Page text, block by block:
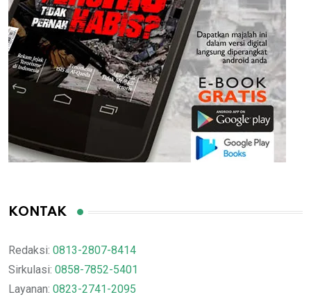
KONTAK
Redaksi: 0813-2807-8414
Sirkulasi: 0858-7852-5401
Layanan: 0823-2741-2095